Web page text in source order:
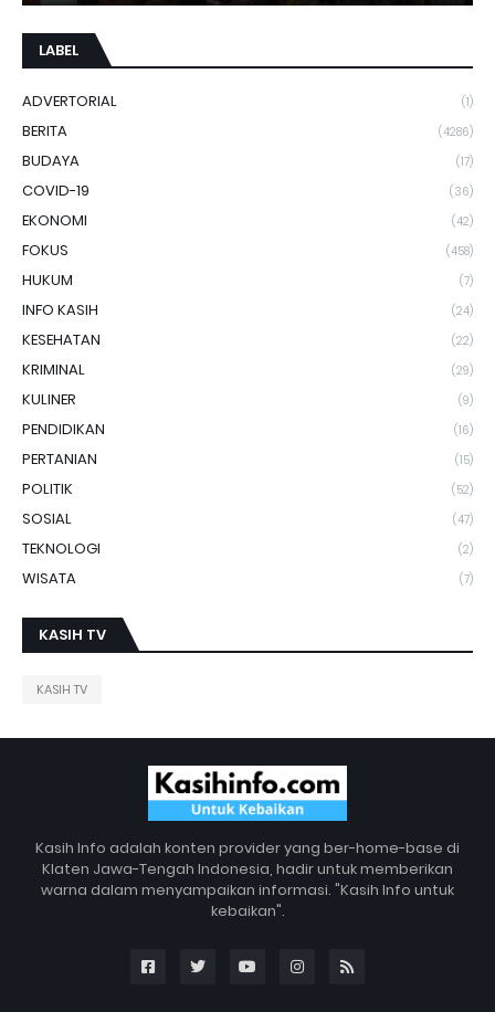
LABEL
ADVERTORIAL (1)
BERITA (4286)
BUDAYA (17)
COVID-19 (36)
EKONOMI (42)
FOKUS (458)
HUKUM (7)
INFO KASIH (24)
KESEHATAN (22)
KRIMINAL (29)
KULINER (9)
PENDIDIKAN (16)
PERTANIAN (15)
POLITIK (52)
SOSIAL (47)
TEKNOLOGI (2)
WISATA (7)
KASIH TV
KASIH TV
Kasih Info adalah konten provider yang ber-home-base di
Klaten Jawa-Tengah Indonesia, hadir untuk memberikan
warna dalam menyampaikan informasi. "Kasih Info untuk
kebaikan".